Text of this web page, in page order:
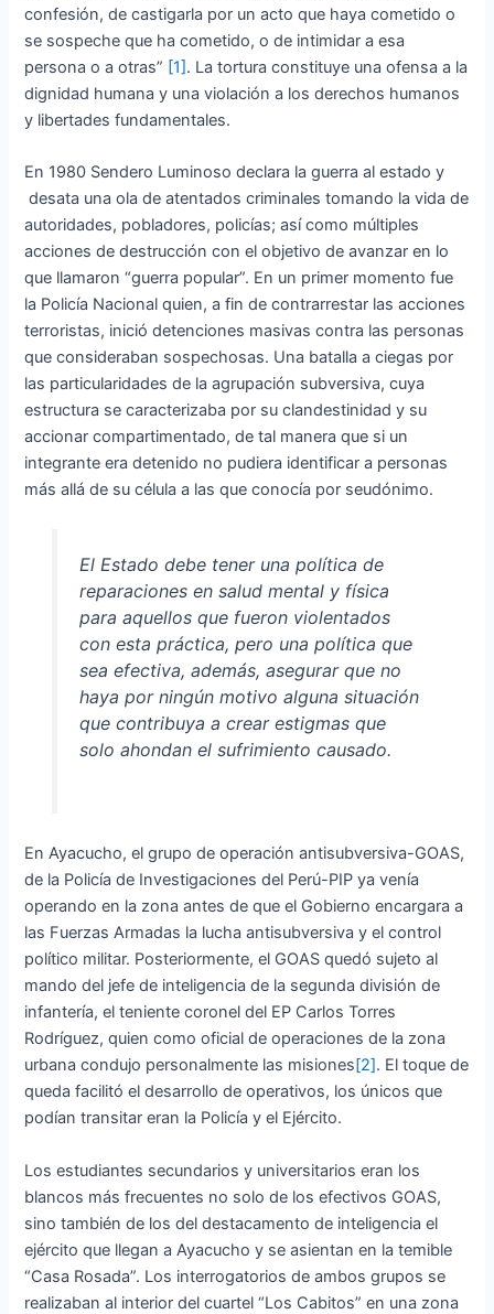
confesión, de castigarla por un acto que haya cometido o
se sospeche que ha cometido, o de intimidar a esa
persona o a otras” [1]. La tortura constituye una ofensa a la
dignidad humana y una violación a los derechos humanos
y libertades fundamentales.
En 1980 Sendero Luminoso declara la guerra al estado y
desata una ola de atentados criminales tomando la vida de
autoridades, pobladores, policías; así como múltiples
acciones de destrucción con el objetivo de avanzar en lo
que llamaron “guerra popular”. En un primer momento fue
la Policía Nacional quien, a fin de contrarrestar las acciones
terroristas, inició detenciones masivas contra las personas
que consideraban sospechosas. Una batalla a ciegas por
las particularidades de la agrupación subversiva, cuya
estructura se caracterizaba por su clandestinidad y su
accionar compartimentado, de tal manera que si un
integrante era detenido no pudiera identificar a personas
más allá de su célula a las que conocía por seudónimo.
El Estado debe tener una política de
reparaciones en salud mental y física
para aquellos que fueron violentados
con esta práctica, pero una política que
sea efectiva, además, asegurar que no
haya por ningún motivo alguna situación
que contribuya a crear estigmas que
solo ahondan el sufrimiento causado.
En Ayacucho, el grupo de operación antisubversiva-GOAS,
de la Policía de Investigaciones del Perú-PIP ya venía
operando en la zona antes de que el Gobierno encargara a
las Fuerzas Armadas la lucha antisubversiva y el control
político militar. Posteriormente, el GOAS quedó sujeto al
mando del jefe de inteligencia de la segunda división de
infantería, el teniente coronel del EP Carlos Torres
Rodríguez, quien como oficial de operaciones de la zona
urbana condujo personalmente las misiones[2]. El toque de
queda facilitó el desarrollo de operativos, los únicos que
podían transitar eran la Policía y el Ejército.
Los estudiantes secundarios y universitarios eran los
blancos más frecuentes no solo de los efectivos GOAS,
sino también de los del destacamento de inteligencia el
ejército que llegan a Ayacucho y se asientan en la temible
“Casa Rosada”. Los interrogatorios de ambos grupos se
realizaban al interior del cuartel “Los Cabitos” en una zona